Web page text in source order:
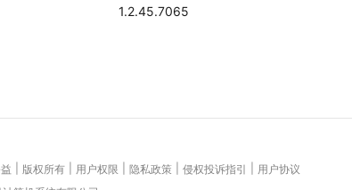
1.2.45.7065
版权所有 用户权限 隐私政策 侵权投诉指引
用户协议